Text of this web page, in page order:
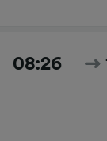
08:26